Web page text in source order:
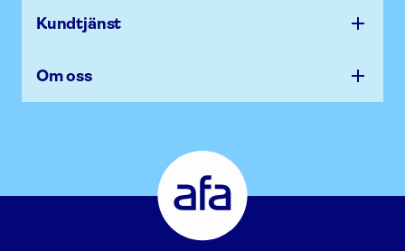
Kundtjänst
Om oss
Försäkring
Gå
till
startsidan